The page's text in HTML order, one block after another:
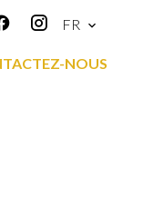
FR
NOUS